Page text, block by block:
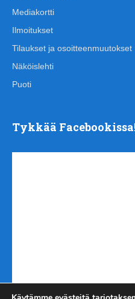
Mediakortti
Ilmoitukset
Tilaukset ja osoitteenmuutokset
Näköislehti
Puoti
Tykkää